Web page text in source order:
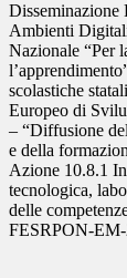
Disseminazione
Ambienti
Nazionale “Per
scolastiche
Europeo di
– “Diffusione
e della
Azione 10.8.1
tecnologica,
delle
FESRPON-EM-